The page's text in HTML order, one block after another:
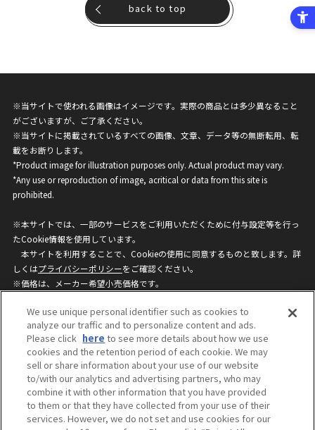
back to top
※当サイトで使われる画像はイメージです。実際の商品とは多少異なること
がございますが、ご了承ください。
※当サイトに掲載されているすべての画像、文章、データ等の無断転用、転
載をお断りします。
*Product image for illustration purposes only. Actual product may vary.
*Any use or reproduction of image, acritical or data from this site is
prohibited.
※本サイトでは、一部のサービスをご利用いただくために付与設定等を行っ
たCookie情報を使用しています。
本サイトを利用することで、Cookieの使用に同意するものと致します。詳
しくはプライバシーポリシーをご確認ください。
※価格は、メーカー希望小売価格です。
ざいますのでご了承ください。
privacypolicy
Do Not Sell or Share My
Personal Information
ウェブサイトご利用条件
ソーシャルメディアポリシー
個人情報保護方針
お問い合わせ
We use unique personal identifier such as cookies to
analyze our traffic and to personalize content and ads.
Please click here to see more details about how we use
cookies and the retention period of each cookie. We may
sell or share information about your use of our website
to/with our analytics and advertising partners, who may
combine it with other information that you have provided
to them or that they have collected from your use of their
services. However, we do not set and use cookies for our